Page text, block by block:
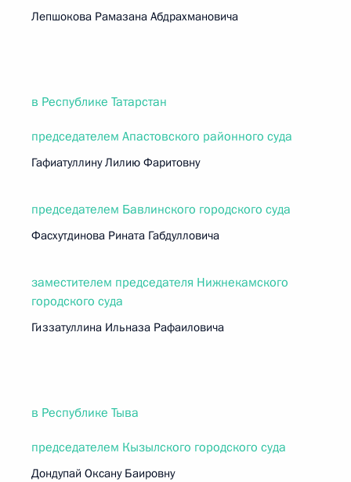
Лепшокова Рамазана Абдрахмановича
в Республике Татарстан
председателем Апастовского районного суда
Гафиатуллину Лилию Фаритовну
председателем Бавлинского городского суда
Фасхутдинова Рината Габдулловича
заместителем председателя Нижнекамского
городского суда
Гиззатуллина Ильназа Рафаиловича
в Республике Тыва
председателем Кызылского городского суда
Дондупай Оксану Баировну